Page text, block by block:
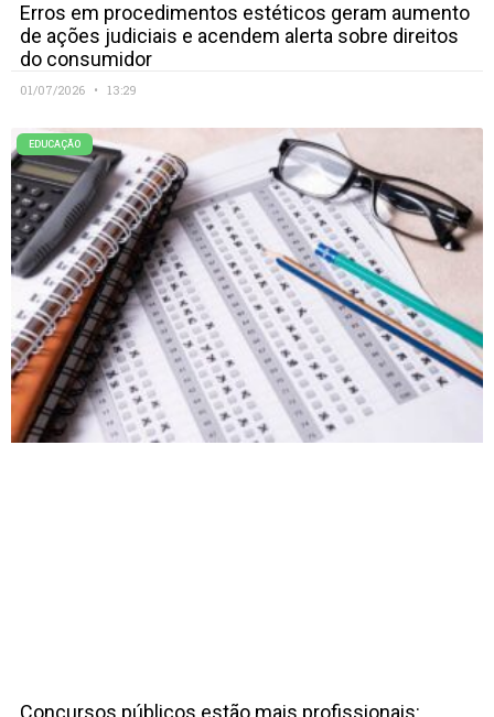
Erros em procedimentos estéticos geram aumento
de ações judiciais e acendem alerta sobre direitos
do consumidor
01/07/2026 13:29
EDUCAÇÃO
Concursos públicos estão mais profissionais: